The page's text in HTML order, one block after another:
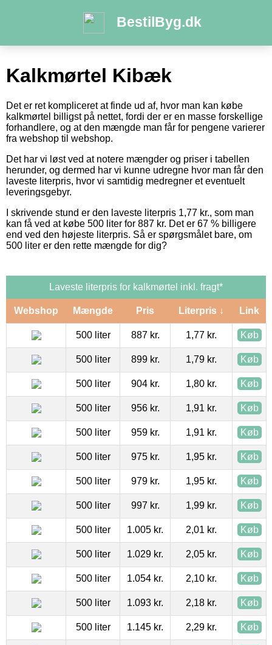
BestilByg.dk
Kalkmørtel Kibæk
Det er ret kompliceret at finde ud af, hvor man kan købe
kalkmørtel billigst på nettet, fordi der er en masse forskellige
forhandlere, og at den mængde man får for pengene varierer
fra webshop til webshop.
Det har vi løst ved at notere mængder og priser i tabellen
herunder, og dermed har vi kunne udregne hvor man får den
laveste literpris, hvor vi samtidig medregner et eventuelt
leveringsgebyr.
I skrivende stund er den laveste literpris 1,77 kr., som man
kan få ved at købe 500 liter for 887 kr. Det er 67 % billigere
end ved den højeste literpris. Så er spørgsmålet bare, om
500 liter er den rette mængde for dig?
Laveste literpris for kalkmørtel inkl. fragt*
Webshop Mængde Pris Literpris ↓ Link
500 liter 887 kr. 1,77 kr. Køb
500 liter 899 kr. 1,79 kr. Køb
500 liter 904 kr. 1,80 kr. Køb
500 liter 956 kr. 1,91 kr. Køb
500 liter 959 kr. 1,91 kr. Køb
500 liter 975 kr. 1,95 kr. Køb
500 liter 979 kr. 1,95 kr. Køb
500 liter 997 kr. 1,99 kr. Køb
500 liter 1.005 kr. 2,01 kr. Køb
500 liter 1.029 kr. 2,05 kr. Køb
500 liter 1.054 kr. 2,10 kr. Køb
500 liter 1.093 kr. 2,18 kr. Køb
500 liter 1.145 kr. 2,29 kr. Køb